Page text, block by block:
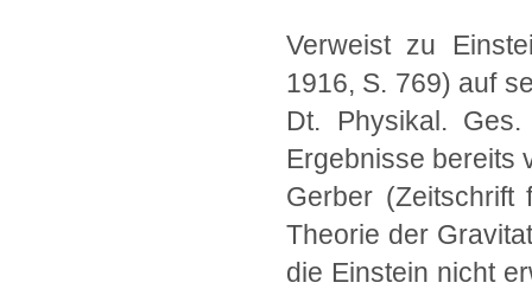
Verweist zu
1916, S. 769) auf
Dt. Physikal.
Ergebnisse bereits
Gerber
Theorie der
die Einstein nicht